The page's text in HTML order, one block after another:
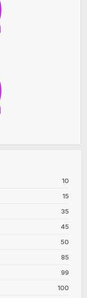
10
15
35
45
50
85
99
100